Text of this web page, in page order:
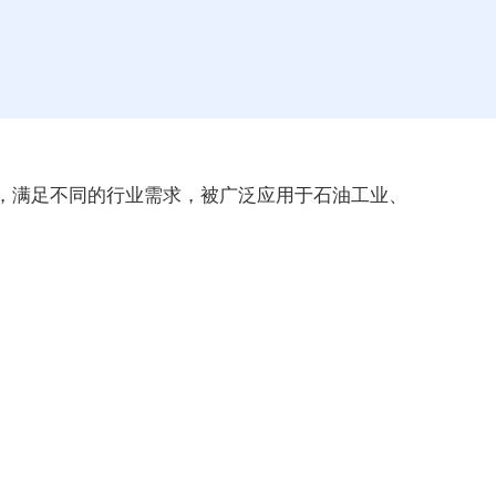
足不同的行业需求，被广泛应用于石油工业、